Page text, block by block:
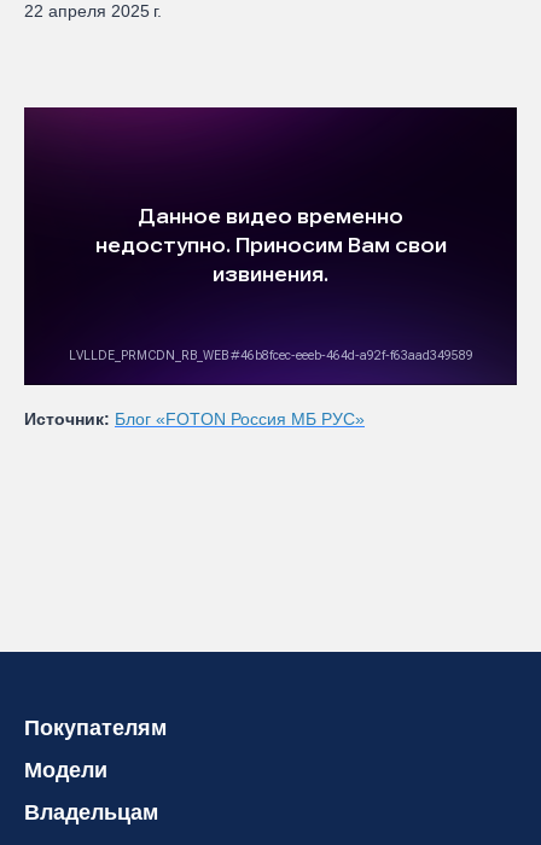
22 апреля 2025 г.
Источник: Блог «FOTON Россия МБ РУС»
Покупателям
Модели
Владельцам